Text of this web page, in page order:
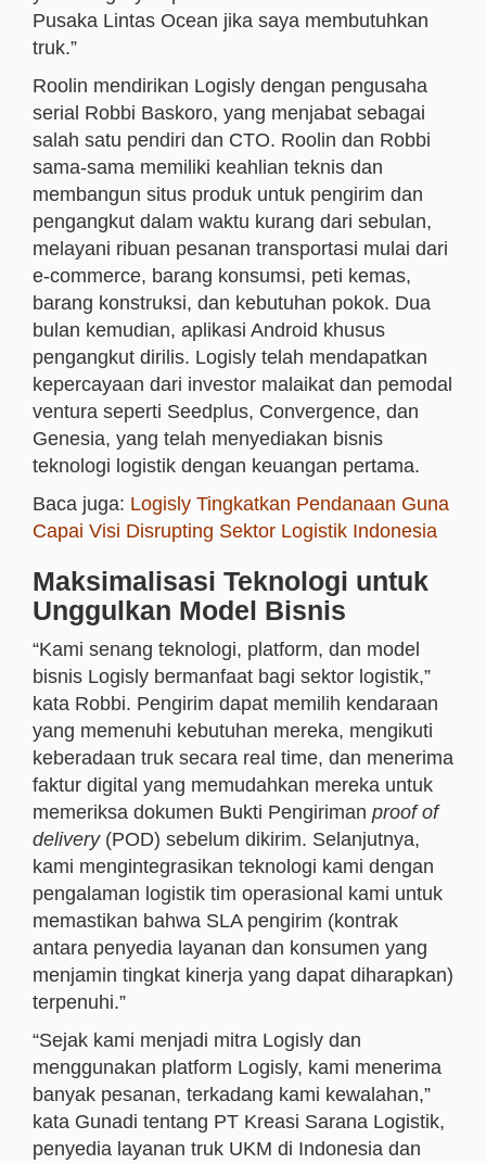
Pusaka Lintas Ocean jika saya membutuhkan
truk.”
Roolin mendirikan Logisly dengan pengusaha
serial Robbi Baskoro, yang menjabat sebagai
salah satu pendiri dan CTO. Roolin dan Robbi
sama-sama memiliki keahlian teknis dan
membangun situs produk untuk pengirim dan
pengangkut dalam waktu kurang dari sebulan,
melayani ribuan pesanan transportasi mulai dari
e-commerce, barang konsumsi, peti kemas,
barang konstruksi, dan kebutuhan pokok. Dua
bulan kemudian, aplikasi Android khusus
pengangkut dirilis. Logisly telah mendapatkan
kepercayaan dari investor malaikat dan pemodal
ventura seperti Seedplus, Convergence, dan
Genesia, yang telah menyediakan bisnis
teknologi logistik dengan keuangan pertama.
Baca juga: Logisly Tingkatkan Pendanaan Guna
Capai Visi Disrupting Sektor Logistik Indonesia
Maksimalisasi Teknologi untuk
Unggulkan Model Bisnis
“Kami senang teknologi, platform, dan model
bisnis Logisly bermanfaat bagi sektor logistik,”
kata Robbi. Pengirim dapat memilih kendaraan
yang memenuhi kebutuhan mereka, mengikuti
keberadaan truk secara real time, dan menerima
faktur digital yang memudahkan mereka untuk
memeriksa dokumen Bukti Pengiriman proof of
delivery(POD) sebelum dikirim. Selanjutnya,
kami mengintegrasikan teknologi kami dengan
pengalaman logistik tim operasional kami untuk
memastikan bahwa SLA pengirim (kontrak
antara penyedia layanan dan konsumen yang
menjamin tingkat kinerja yang dapat diharapkan)
terpenuhi.”
“Sejak kami menjadi mitra Logisly dan
menggunakan platform Logisly, kami menerima
banyak pesanan, terkadang kami kewalahan,”
kata Gunadi tentang PT Kreasi Sarana Logistik,
penyedia layanan truk UKM di Indonesia dan